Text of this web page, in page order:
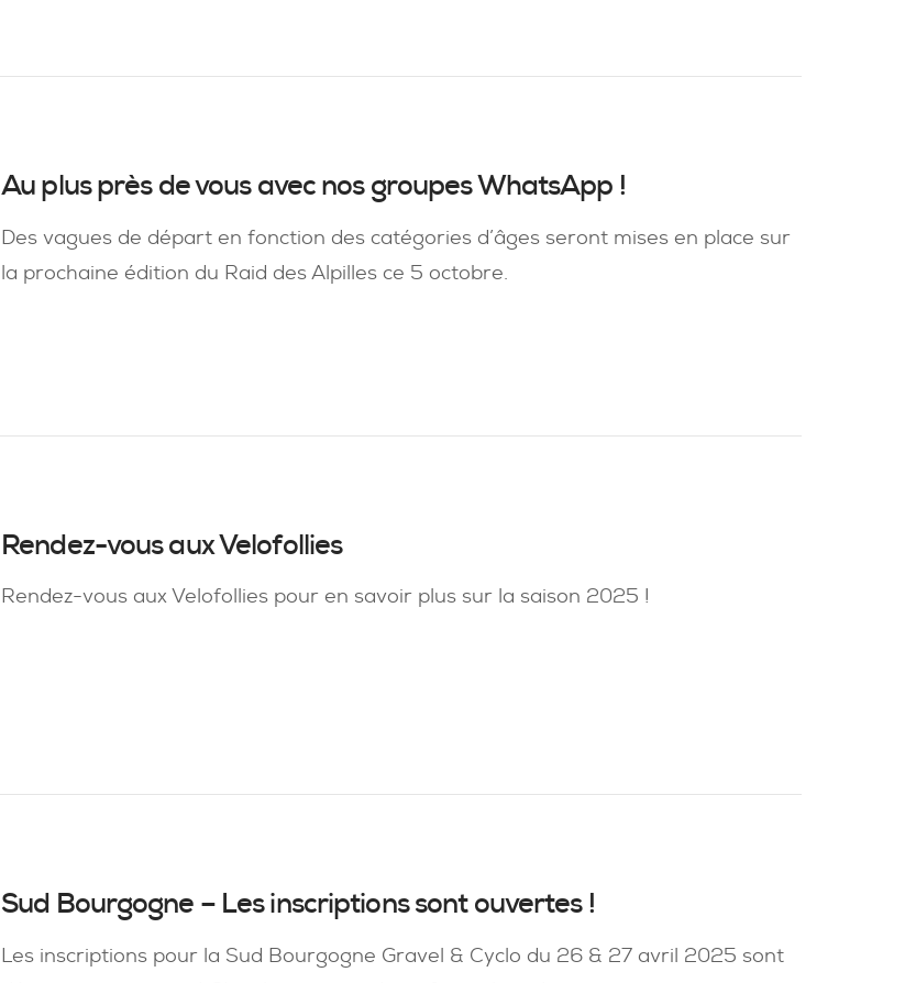
Au plus près de vous avec nos groupes WhatsApp !
Des vagues de départ en fonction des catégories d’âges seront mises en place sur
la prochaine édition du Raid des Alpilles ce 5 octobre.
Rendez-vous aux Velofollies
Rendez-vous aux Velofollies pour en savoir plus sur la saison 2025 !
Sud Bourgogne – Les inscriptions sont ouvertes !
Les inscriptions pour la Sud Bourgogne Gravel & Cyclo du 26 & 27 avril 2025 sont